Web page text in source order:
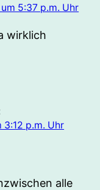
5:37 p.m. Uhr
wirklich
3:12 p.m. Uhr
alle